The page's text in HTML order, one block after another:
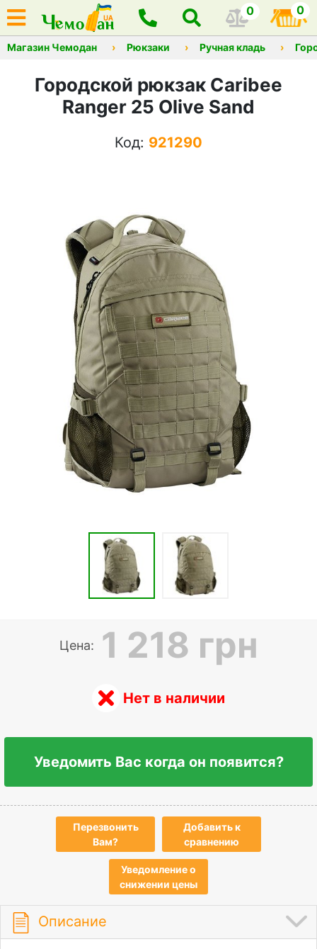
0 0
Магазин Чемодан Рюкзаки Ручная кладь
Городской рюкзак Caribee
Ranger 25 Olive Sand
Код: 921290
Цена: 1 218 грн
Нет в наличии
Уведомить Вас когда он появится?
Перезвонить
Вам?
Добавить к
сравнению
Уведомление о
снижении цены
Описание